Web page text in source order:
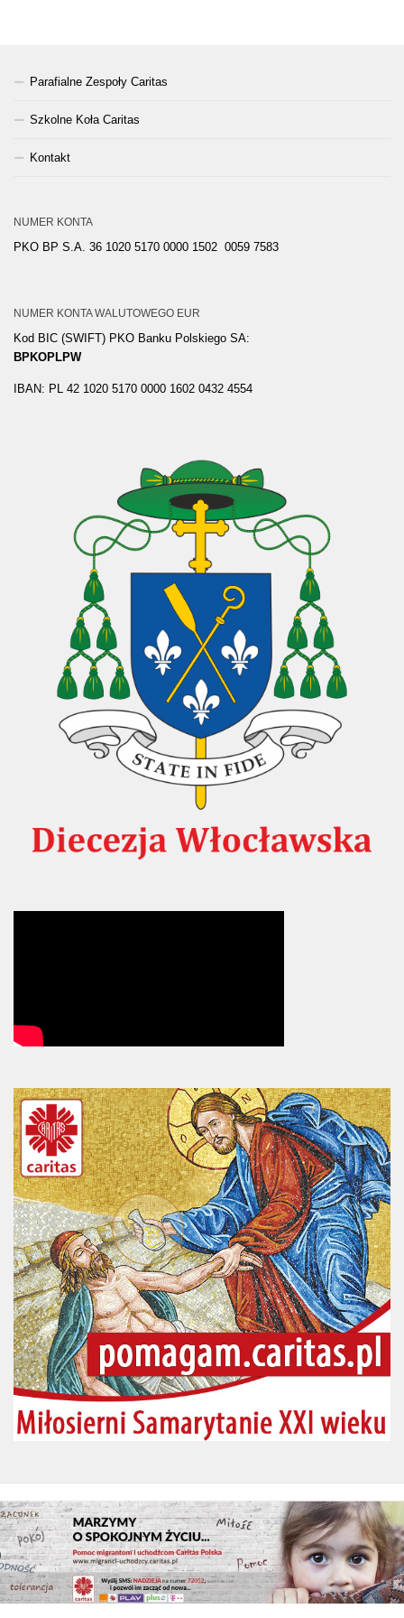
Parafialne Zespoły Caritas
Szkolne Koła Caritas
Kontakt
NUMER KONTA
PKO BP S.A. 36 1020 5170 0000 1502 0059 7583
NUMER KONTA WALUTOWEGO EUR
Kod BIC (SWIFT) PKO Banku Polskiego SA:
BPKOPLPW
IBAN: PL 42 1020 5170 0000 1602 0432 4554